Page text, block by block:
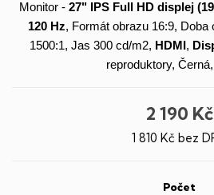
Monitor - 27" IPS Full HD displej
120 Hz, Formát obrazu 16:9,
1500:1, Jas 300 cd/m2, HDMI ,
reproduktory, Černá,
2 190 Kč
1 810 Kč bez
Počet